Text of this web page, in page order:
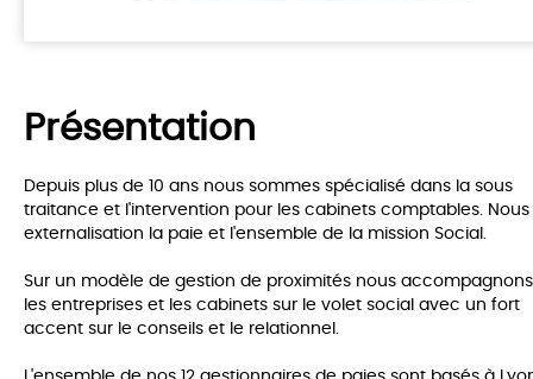
Présentation
Depuis plus de 10 ans nous sommes spécialisé dans la sous
traitance et l'intervention pour les cabinets comptables. Nous
externalisation la paie et l'ensemble de la mission Social.
Sur un modèle de gestion de proximités nous accompagnons
les entreprises et les cabinets sur le volet social avec un fort
accent sur le conseils et le relationnel.